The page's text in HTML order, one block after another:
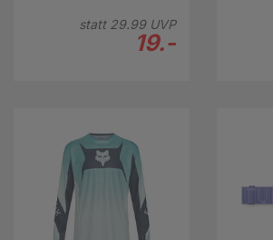
statt 29.99UVP
19.-